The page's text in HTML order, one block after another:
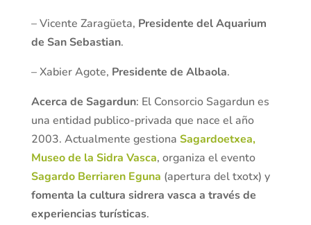
– Vicente Zaragüeta, Presidente del Aquarium
de San Sebastian.
– Xabier Agote, Presidente de Albaola.
Acerca de Sagardun: El Consorcio Sagardun es
una entidad publico-privada que nace el año
2003. Actualmente gestiona Sagardoetxea,
Museo de la Sidra Vasca, organiza el evento
Sagardo Berriaren Eguna (apertura del txotx) y
fomenta la cultura sidrera vasca a través de
experiencias turísticas.